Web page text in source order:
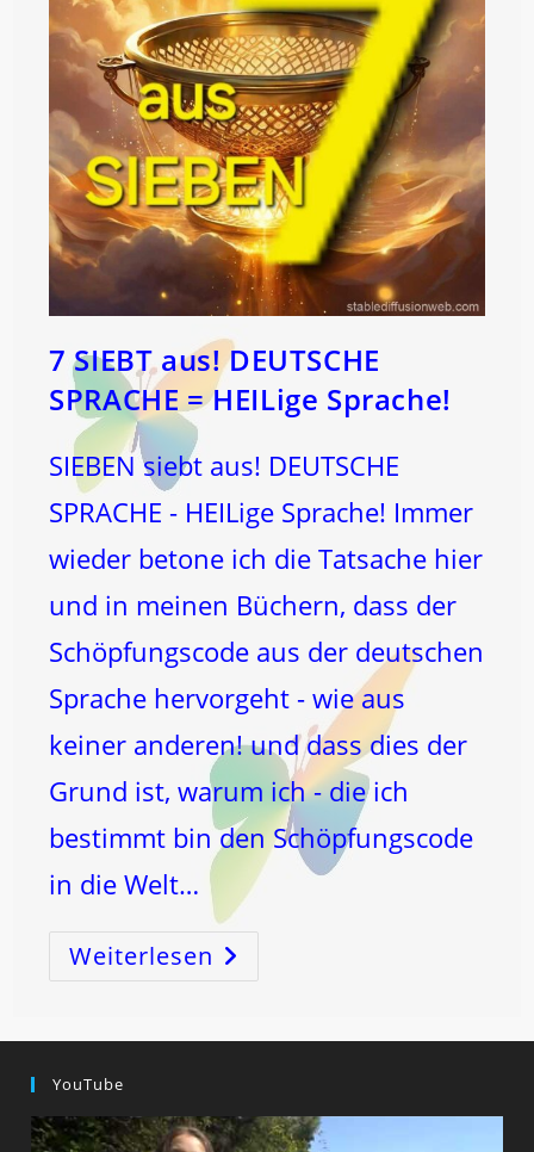
7 SIEBT aus! DEUTSCHE
SPRACHE = HEILige Sprache!
SIEBEN siebt aus! DEUTSCHE
SPRACHE - HEILige Sprache! Immer
wieder betone ich die Tatsache hier
und in meinen Büchern, dass der
Schöpfungscode aus der deutschen
Sprache hervorgeht - wie aus
keiner anderen! und dass dies der
Grund ist, warum ich - die ich
bestimmt bin den Schöpfungscode
in die Welt…
Weiterlesen SIEBT
Aus!
YouTube